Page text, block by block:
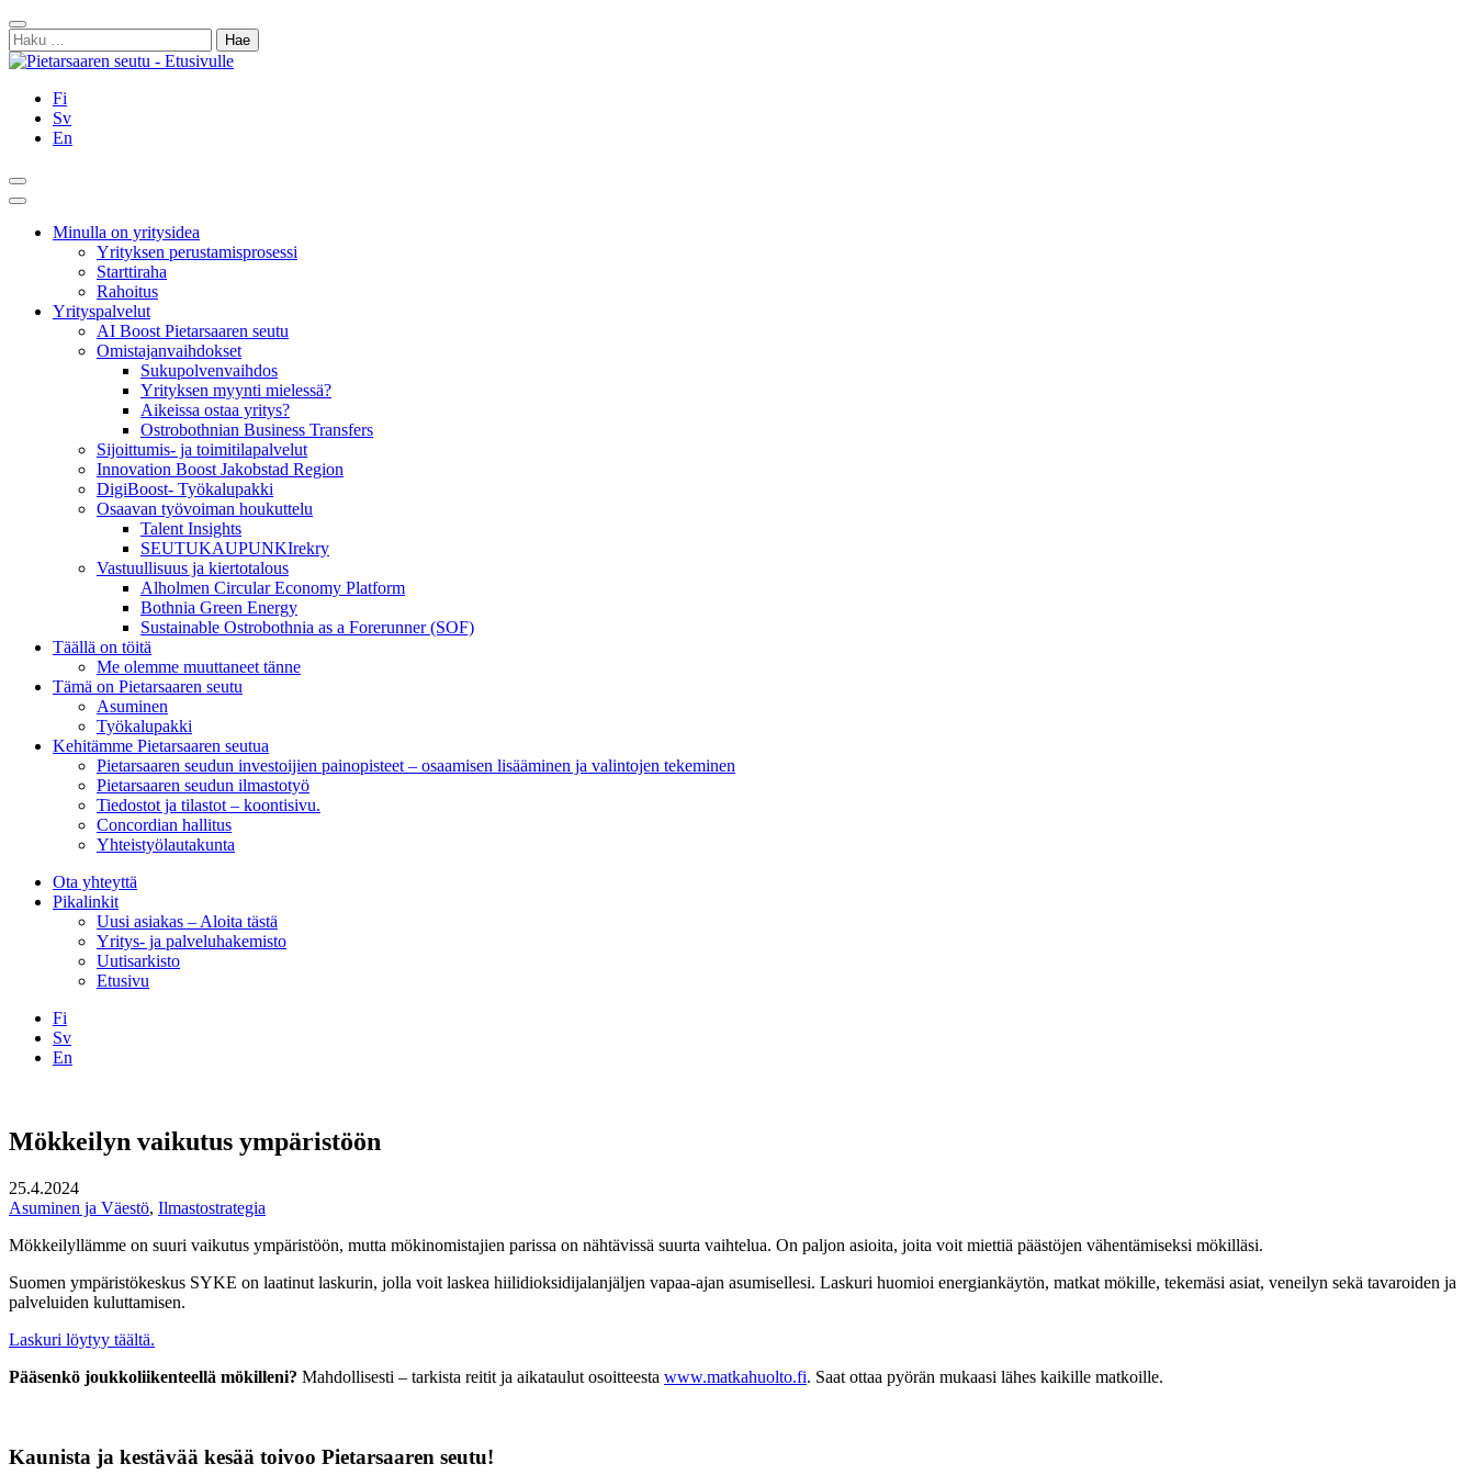
Siirry
sisältöön
Sulje
Haku:
Fi
Sv
En
Hae
Päävalikko
Minulla on yritysidea
Yrityksen perustamisprosessi
Starttiraha
Rahoitus
Yrityspalvelut
AI Boost Pietarsaaren seutu
Omistajanvaihdokset
Sukupolvenvaihdos
Yrityksen myynti mielessä?
Aikeissa ostaa yritys?
Ostrobothnian Business Transfers
Sijoittumis- ja toimitilapalvelut
Innovation Boost Jakobstad Region
DigiBoost- Työkalupakki
Osaavan työvoiman houkuttelu
Talent Insights
SEUTUKAUPUNKIrekry
Vastuullisuus ja kiertotalous
Alholmen Circular Economy Platform
Bothnia Green Energy
Sustainable Ostrobothnia as a Forerunner (SOF)
Täällä on töitä
Me olemme muuttaneet tänne
Tämä on Pietarsaaren seutu
Asuminen
Työkalupakki
Kehitämme Pietarsaaren seutua
Pietarsaaren seudun investoijien painopisteet – osaamisen lisääminen ja valintojen tekeminen
Pietarsaaren seudun ilmastotyö
Tiedostot ja tilastot – koontisivu.
Concordian hallitus
Yhteistyölautakunta
Ota yhteyttä
Pikalinkit
Uusi asiakas – Aloita tästä
Yritys- ja palveluhakemisto
Uutisarkisto
Etusivu
Fi
Sv
En
Mökkeilyn vaikutus ympäristöön
25.4.2024
Asuminen ja Väestö, Ilmastostrategia
Mökkeilyllämme on suuri vaikutus ympäristöön, mutta mökinomistajien parissa on nähtävissä suurta vaihtelua. On paljon asioita, joita voit miettiä päästöjen vähentämiseksi mökilläsi.
Suomen ympäristökeskus SYKE on laatinut laskurin, jolla voit laskea hiilidioksidijalanjäljen vapaa-ajan asumisellesi. Laskuri huomioi energiankäytön, matkat mökille, tekemäsi asiat, veneilyn sekä tavaroiden ja
palveluiden kuluttamisen.
Laskuri löytyy täältä.
Pääsenkö joukkoliikenteellä mökilleni? Mahdollisesti – tarkista reitit ja aikataulut osoitteesta www.matkahuolto.fi. Saat ottaa pyörän mukaasi lähes kaikille matkoille.
Kaunista ja kestävää kesää toivoo Pietarsaaren seutu!